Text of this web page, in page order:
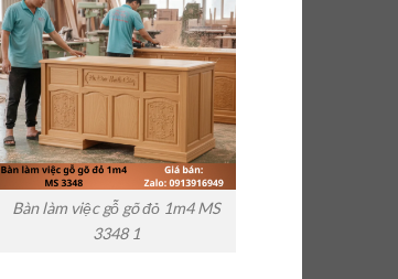
Bàn làm việc gỗ gõ đỏ 1m4 MS
3348 1